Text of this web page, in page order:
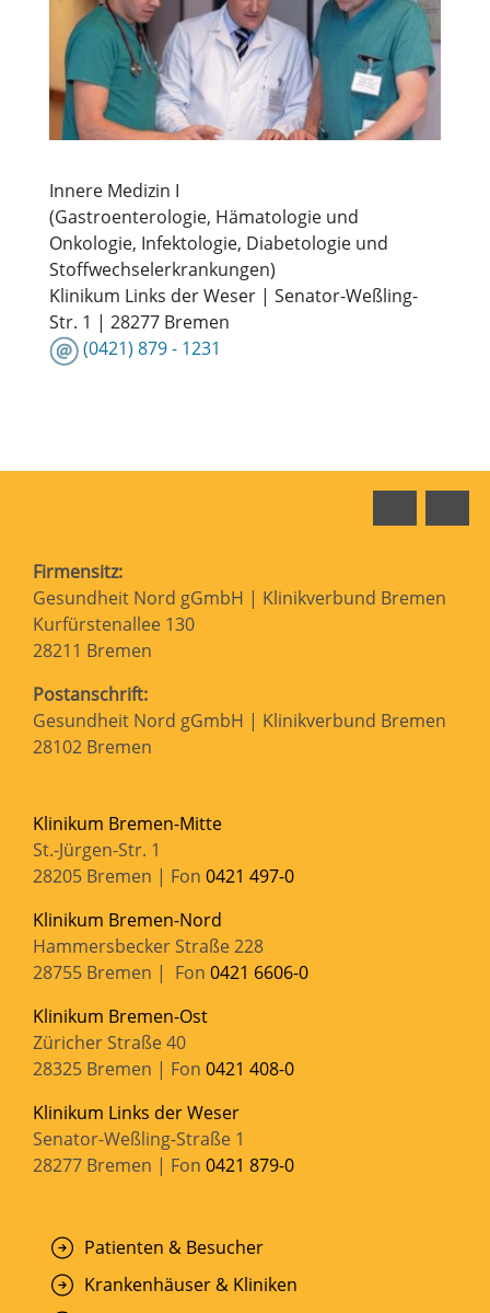
Innere Medizin I
(Gastroenterologie, Hämatologie und
Onkologie, Infektologie, Diabetologie und
Stoffwechselerkrankungen)
Klinikum Links der Weser | Senator-Weßling-
Str. 1 | 28277 Bremen
(0421) 879 - 1231
Firmensitz:
Gesundheit Nord gGmbH | Klinikverbund Bremen
Kurfürstenallee 130
28211 Bremen
Postanschrift:
Gesundheit Nord gGmbH | Klinikverbund Bremen
28102 Bremen
Klinikum Bremen-Mitte
St.-Jürgen-Str. 1
28205 Bremen | Fon 0421 497-0
Klinikum Bremen-Nord
Hammersbecker Straße 228
28755 Bremen | Fon 0421 6606-0
Klinikum Bremen-Ost
Züricher Straße 40
28325 Bremen | Fon 0421 408-0
Klinikum Links der Weser
Senator-Weßling-Straße 1
28277 Bremen | Fon 0421 879-0
Patienten & Besucher
Krankenhäuser & Kliniken